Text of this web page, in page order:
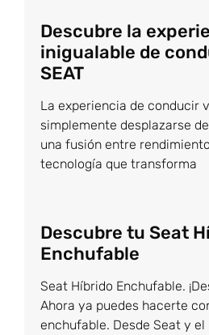
Descubre la
inigualable de
SEAT
La experiencia de conducir
simplemente desplazarse
una fusión entre
tecnología que transforma
Descubre tu Seat
Enchufable
Seat Híbrido Enchufable.
Ahora ya puedes hacerte
enchufable. Desde Seat y el